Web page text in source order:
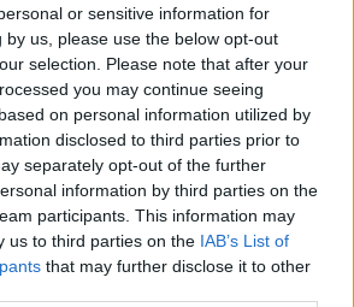
or sensitive information for
by us, please use the below opt-out
selection. Please note that after your
you may continue seeing
on personal information utilized by
disclosed to third parties prior to
separately opt-out of the further
information by third parties on the
participants. This information may
us to third parties on the IAB’s List of
that may further disclose it to other
- Hirdetés -
barcelonai teszt után, a Pedercini
Superbike világbajnoksáon Magny-
- Hirdetés -
a 2022- Superbike Világbajnokság